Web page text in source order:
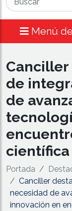
Menú
de
de
científica
Portada
Canciller
necesidad de
innovación en